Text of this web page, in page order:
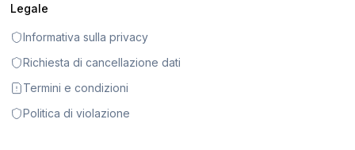
Legale
Informativa sulla privacy
Richiesta di cancellazione dati
Termini e condizioni
Politica di violazione